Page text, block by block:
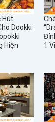
Hút
Dookki
Hiện
1